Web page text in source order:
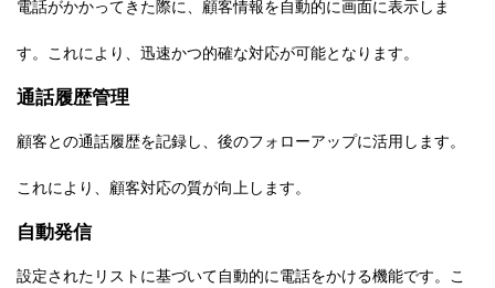
電話がかかってきた際に、顧客情報を自動的に画面に表示しま
す。これにより、迅速かつ的確な対応が可能となります。
通話履歴管理
顧客との通話履歴を記録し、後のフォローアップに活用します。
これにより、顧客対応の質が向上します。
自動発信
設定されたリストに基づいて自動的に電話をかける機能です。こ